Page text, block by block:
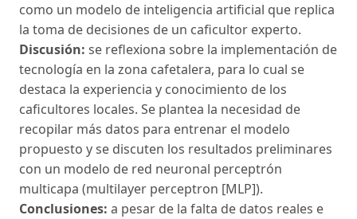
como un modelo de inteligencia artificial que replica
la toma de decisiones de un caficultor experto.
Discusión: se reflexiona sobre la implementación de
tecnología en la zona cafetalera, para lo cual se
destaca la experiencia y conocimiento de los
caficultores locales. Se plantea la necesidad de
recopilar más datos para entrenar el modelo
propuesto y se discuten los resultados preliminares
con un modelo de red neuronal perceptrón
multicapa (multilayer perceptron [MLP]).
Conclusiones: a pesar de la falta de datos reales e